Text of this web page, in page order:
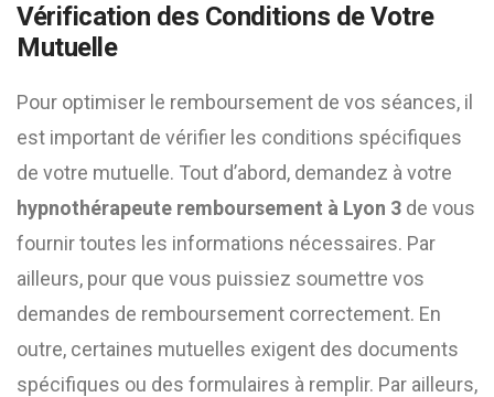
Vérification des Conditions de Votre
Mutuelle
Pour optimiser le remboursement de vos séances, il
est important de vérifier les conditions spécifiques
de votre mutuelle. Tout d’abord, demandez à votre
hypnothérapeute remboursement à Lyon 3 de vous
fournir toutes les informations nécessaires. Par
ailleurs, pour que vous puissiez soumettre vos
demandes de remboursement correctement. En
outre, certaines mutuelles exigent des documents
spécifiques ou des formulaires à remplir. Par ailleurs,